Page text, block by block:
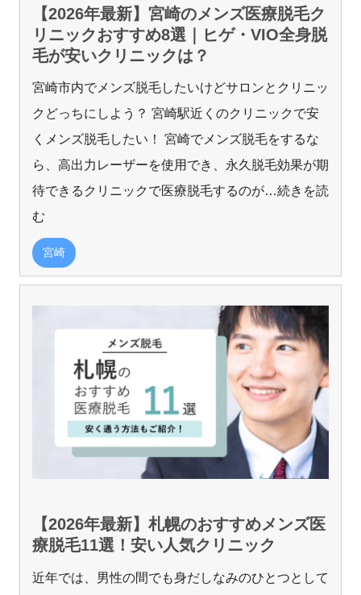
【2026年最新】宮崎のメンズ医療脱毛ク
リニックおすすめ8選｜ヒゲ・VIO全身脱
毛が安いクリニックは？
宮崎市内でメンズ脱毛したいけどサロンとクリニッ
クどっちにしよう？ 宮崎駅近くのクリニックで安
くメンズ脱毛したい！ 宮崎でメンズ脱毛をするな
ら、高出力レーザーを使用でき、永久脱毛効果が期
待できるクリニックで医療脱毛するのが…続きを読
む
宮崎
【2026年最新】札幌のおすすめメンズ医
療脱毛11選！安い人気クリニック
近年では、男性の間でも身だしなみのひとつとして